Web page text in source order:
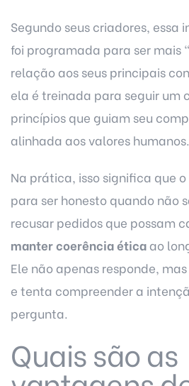
Segundo seus criadores,
foi programada para ser mais
relação aos seus principais
ela é treinada para seguir um
princípios que guiam seu
alinhada aos valores humanos.
Na prática, isso significa que
para ser honesto quando não
recusar pedidos que possam
manter coerência ética ao
Ele não apenas responde,
e tenta compreender a
pergunta.
Quais são as